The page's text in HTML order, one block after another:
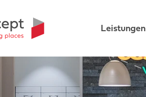
Leistungen